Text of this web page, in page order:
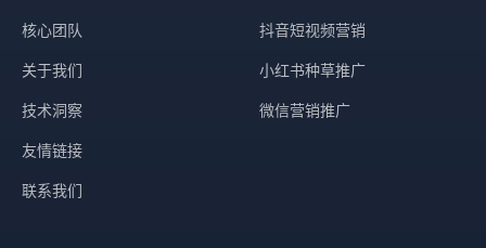
核心团队
关于我们
技术洞察
友情链接
联系我们
抖音短视频营销
小红书种草推广
微信营销推广